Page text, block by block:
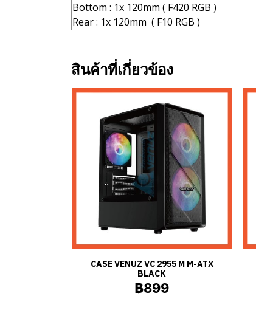
Bottom : 1x 120mm ( F420 RGB )
Rear : 1x 120mm ( F10 RGB )
สินค้าที่เกี่ยวข้อง
CASE VENUZ VC 2955 M M-ATX
BLACK
฿899